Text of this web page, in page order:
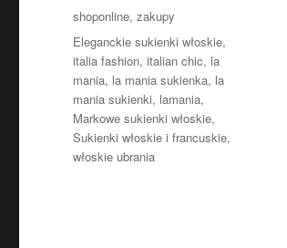
Kategorie
shoponline,zakupy
Tagi
Eleganckie sukienki włoskie,
italia fashion,italian chic, la
mania, la mania sukienka, la
mania sukienki, lamania,
Markowe sukienki włoskie,
Sukienki włoskie i francuskie,
włoskie ubrania